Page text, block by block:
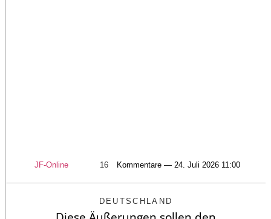
JF-Online 16 Kommentare — 24. Juli 2026 11:00
DEUTSCHLAND